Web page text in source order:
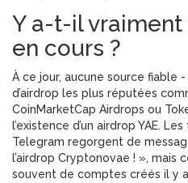
Y a-t-il vraiment
en cours ?
À ce jour, aucune source fiable
d’airdrop les plus réputées
CoinMarketCap Airdrops ou
l’existence d’un airdrop YAE.
Telegram regorgent de
l’airdrop Cryptonovae ! », mais
souvent de comptes créés il y